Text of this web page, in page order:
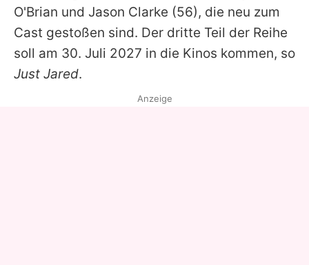
O'Brian und Jason Clarke (56), die neu zum
Cast gestoßen sind. Der dritte Teil der Reihe
soll am 30. Juli 2027 in die Kinos kommen, so
Just Jared.
Anzeige